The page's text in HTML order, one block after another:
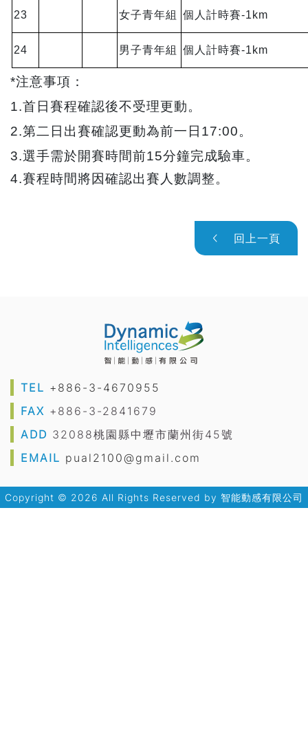
23 女子青年組 個人計時賽-1km
24 男子青年組 個人計時賽-1km
*注意事項：
1.首日賽程確認後不受理更動。
2.第二日出賽確認更動為前一日17:00。
3.選手需於開賽時間前15分鐘完成驗車。
4.賽程時間將因確認出賽人數調整。
回上一頁
TEL +886-3-4670955
FAX +886-3-2841679
ADD 32088桃園縣中壢市蘭州街45號
EMAIL pual2100@gmail.com
Copyright © 2026 All Rights Reserved by 智能動感有限公司